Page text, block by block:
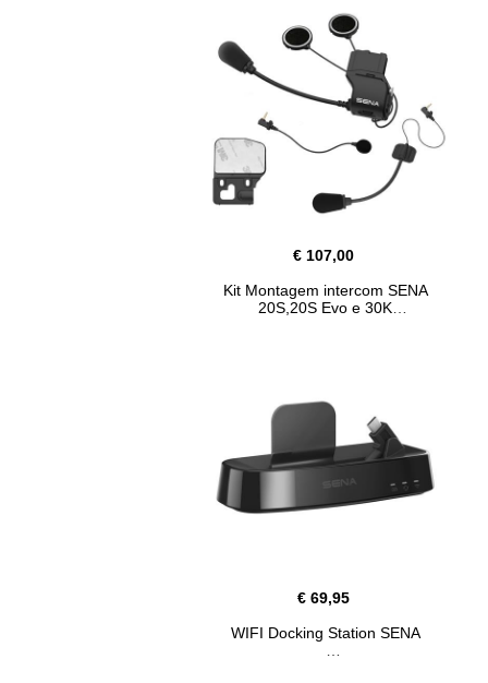
€ 107,00
Kit Montagem intercom SENA
20S,20S Evo e 30K
€ 69,95
WIFI Docking Station SENA